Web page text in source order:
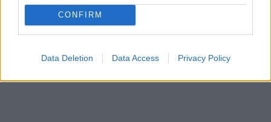
CONFIRM
Data Deletion Data Access Privacy Policy